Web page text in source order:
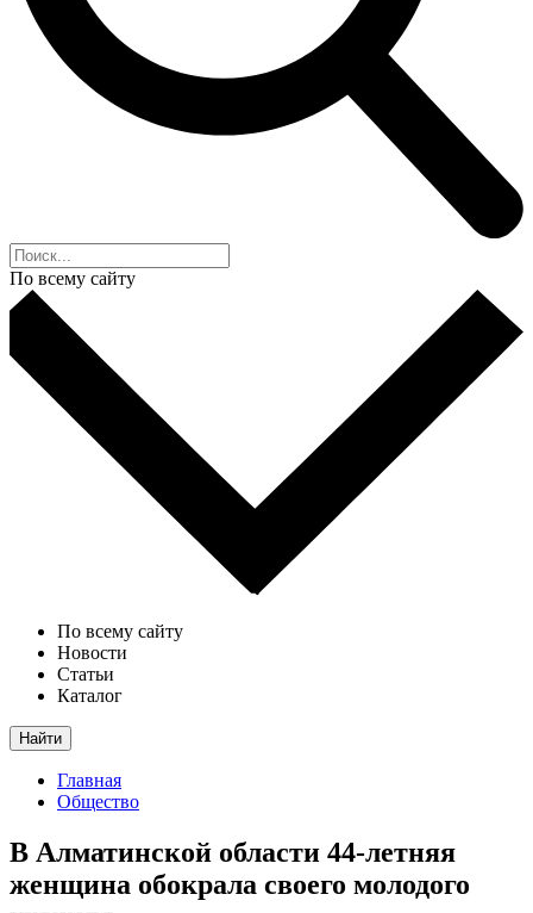
По всему сайту
По всему сайту
Новости
Статьи
Каталог
Найти
Главная
Общество
В Алматинской области 44-летняя
женщина обокрала своего молодого